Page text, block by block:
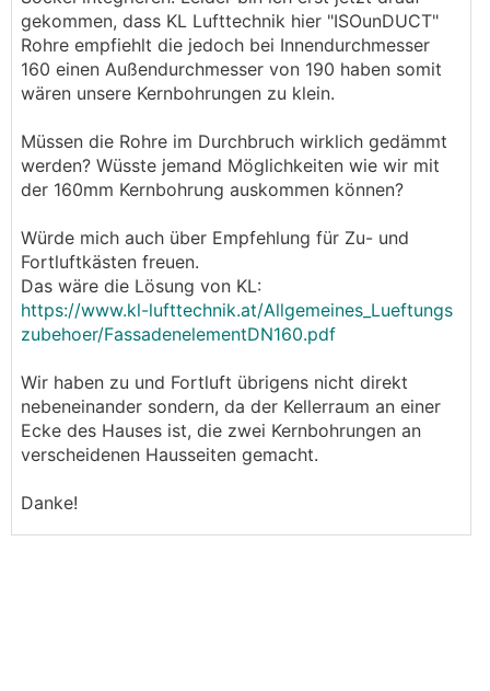
gekommen, dass KL Lufttechnik hier "ISOunDUCT"
Rohre empfiehlt die jedoch bei Innendurchmesser
160 einen Außendurchmesser von 190 haben somit
wären unsere Kernbohrungen zu klein.
Müssen die Rohre im Durchbruch wirklich gedämmt
werden? Wüsste jemand Möglichkeiten wie wir mit
der 160mm Kernbohrung auskommen können?
Würde mich auch über Empfehlung für Zu- und
Fortluftkästen freuen.
Das wäre die Lösung von KL:
https://www.kl-lufttechnik.at/Allgemeines_Lueftungs
zubehoer/FassadenelementDN160.pdf
Wir haben zu und Fortluft übrigens nicht direkt
nebeneinander sondern, da der Kellerraum an einer
Ecke des Hauses ist, die zwei Kernbohrungen an
verscheidenen Hausseiten gemacht.
Danke!